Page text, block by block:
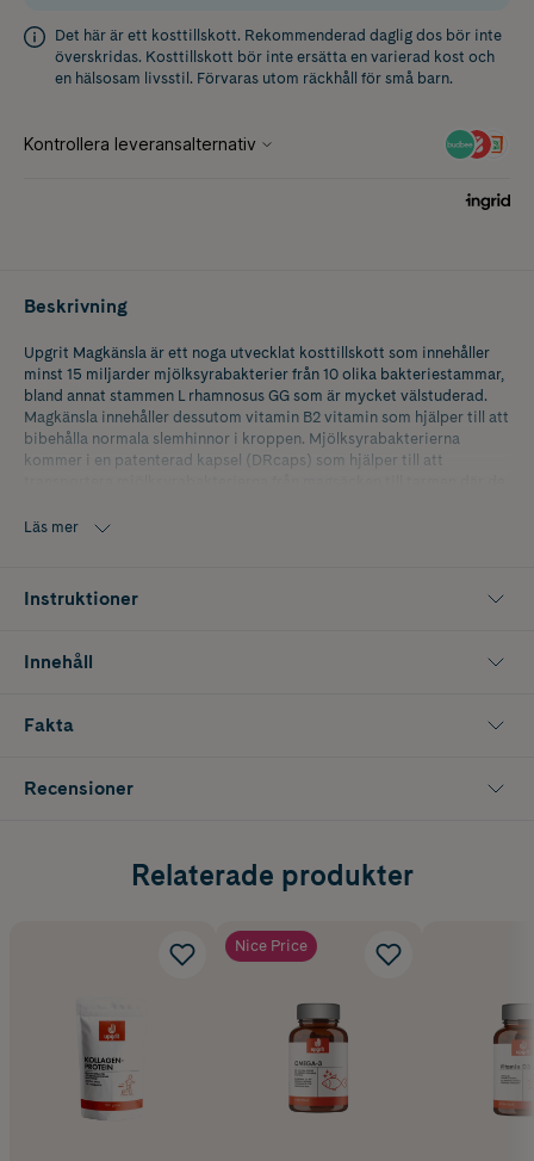
Det här är ett kosttillskott. Rekommenderad daglig dos bör inte
överskridas. Kosttillskott bör inte ersätta en varierad kost och
en hälsosam livsstil. Förvaras utom räckhåll för små barn.
Beskrivning
Upgrit Magkänsla är ett noga utvecklat kosttillskott som innehåller
minst 15 miljarder mjölksyrabakterier från 10 olika bakteriestammar,
bland annat stammen L rhamnosus GG som är mycket välstuderad.
Magkänsla innehåller dessutom vitamin B2 vitamin som hjälper till att
bibehålla normala slemhinnor i kroppen. Mjölksyrabakterierna
kommer i en patenterad kapsel (DRcaps) som hjälper till att
Läs mer
Instruktioner
Innehåll
Fakta
Recensioner
Relaterade produkter
Nice Price